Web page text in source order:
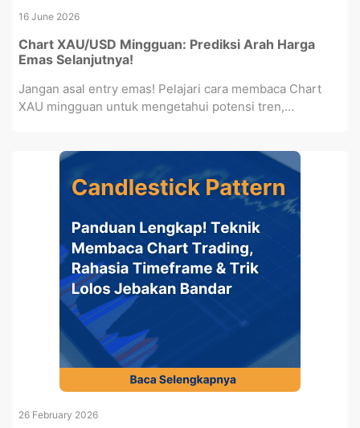
16 June 2026
Chart XAU/USD Mingguan: Prediksi Arah Harga
Emas Selanjutnya!
Jangan asal entry emas! Pelajari cara membaca Chart
XAU mingguan untuk mengetahui potensi tren,...
26 February 2026